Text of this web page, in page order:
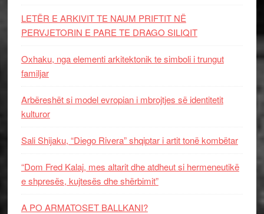
LETËR E ARKIVIT TE NAUM PRIFTIT NË
PERVJETORIN E PARE TE DRAGO SILIQIT
Oxhaku, nga elementi arkitektonik te simboli i trungut
familjar
Arbëreshët si model evropian i mbrojtjes së identitetit
kulturor
Sali Shijaku, “Diego Rivera” shqiptar i artit tonë kombëtar
“Dom Fred Kalaj, mes altarit dhe atdheut si hermeneutikë
e shpresës, kujtesës dhe shërbimit”
A PO ARMATOSET BALLKANI?